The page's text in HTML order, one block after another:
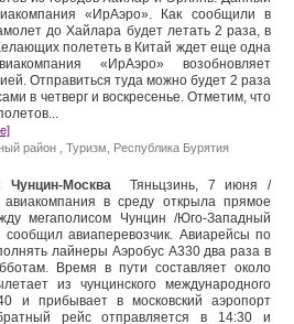
«ИрАэро». Как сообщили в
до Хайлара будет летать 2 раза, в
полететь в Китай ждет еще одна
«ИрАэро» возобновляет
Отправиться туда можно будет 2 раза
в четверг и воскресенье. Отметим, что
район
Туризм Республика Бурятия
Чунцин-МоскваТяньцзинь, 7 июня /
авиакомпания в среду открыла прямое
мегаполисом Чунцин /Юго-Западный
авиаперевозчик. Авиарейсы по
лайнеры Аэробус А330 два раза в
Время в пути составляет около
из чунцинского международного
и прибывает в московский аэропорт
рейс отправляется в 14:30 и